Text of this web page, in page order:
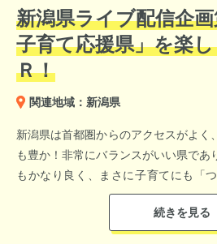
に取り組む姿勢が評価されました。
＜週刊なるほど！ニッポン＞
会場内ステージでは、お笑い芸人のネ
イターの歌声で賑わいました。
新潟県ライブ配信企
子育て応援県」を楽
Ｒ！
関連地域：新潟県
新潟県は首都圏からのアクセスがよく
も豊か！非常にバランスがいい県であ
もかなり良く、まさに子育てにも「
す。新潟県では「子育てに優しい新潟
世代を中心に幅広く支持される新潟
「子育てに優しい新潟県」アンバサダ